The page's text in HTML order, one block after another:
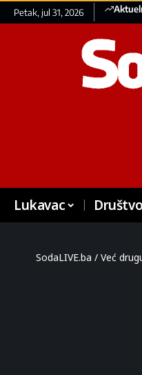
Petak, jul 31, 2026
Lukavac Društvo
SodaLIVE.ba / Već